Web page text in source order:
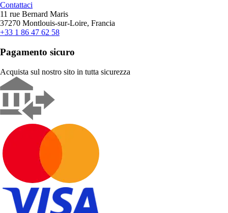
Contattaci
11 rue Bernard Maris
37270 Montlouis-sur-Loire, Francia
+33 1 86 47 62 58
Pagamento sicuro
Acquista sul nostro sito in tutta sicurezza